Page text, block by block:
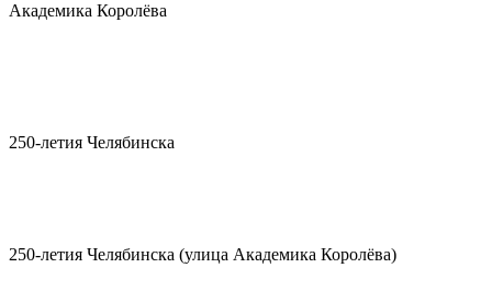
Академика Королёва
250-летия Челябинска
250-летия Челябинска (улица Академика Королёва)